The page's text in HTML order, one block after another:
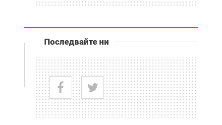
Последвайте ни